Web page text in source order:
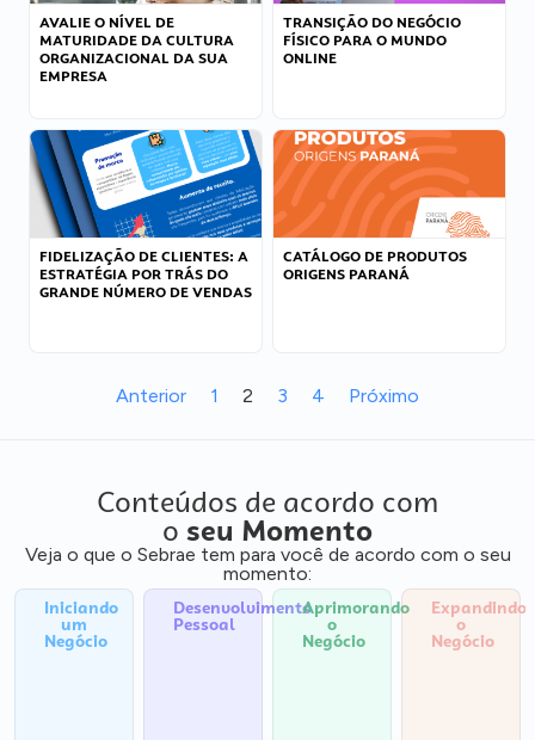
AVALIE O NÍVEL DE
MATURIDADE DA CULTURA
ORGANIZACIONAL DA SUA
EMPRESA
TRANSIÇÃO DO NEGÓCIO
FÍSICO PARA O MUNDO
ONLINE
FIDELIZAÇÃO DE CLIENTES: A
ESTRATÉGIA POR TRÁS DO
GRANDE NÚMERO DE VENDAS
CATÁLOGO DE PRODUTOS
ORIGENS PARANÁ
Anterior 1 2 3 4 Próximo
Conteúdos de acordo com
o seu Momento
Veja o que o Sebrae tem para você de acordo com o seu
momento:
Iniciando
um
Negócio
Desenvolvimento
Pessoal
Aprimorando
o
Negócio
Expandindo
o
Negócio